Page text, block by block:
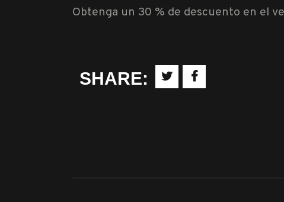
Obtenga un 30 % de descuento en el
SHARE: